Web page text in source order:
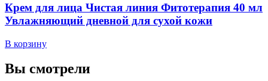
Крем для лица Чистая линия Фитотерапия 40 мл
Увлажняющий дневной для сухой кожи
В корзину
Вы смотрели